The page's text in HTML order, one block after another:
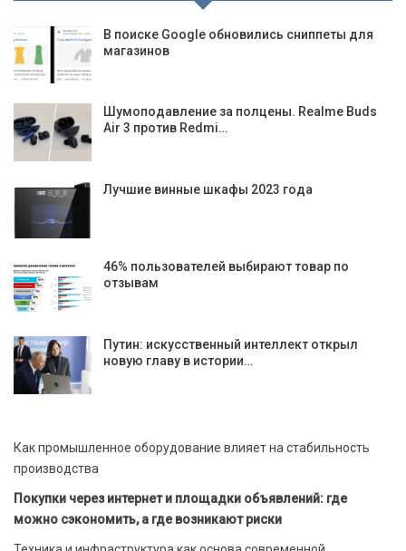
В поиске Google обновились сниппеты для
магазинов
Шумоподавление за полцены. Realme Buds
Air 3 против Redmi…
Лучшие винные шкафы 2023 года
46% пользователей выбирают товар по
отзывам
Путин: искусственный интеллект открыл
новую главу в истории…
Как промышленное оборудование влияет на стабильность
производства
Покупки через интернет и площадки объявлений: где
можно сэкономить, а где возникают риски